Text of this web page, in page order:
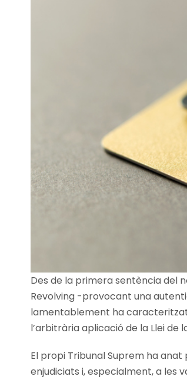
Des de la primera sentència del
Revolving -provocant una
lamentablement ha
l’arbitrària aplicació de la Llei de
El propi Tribunal Suprem ha
enjudiciats i, especialment, a les